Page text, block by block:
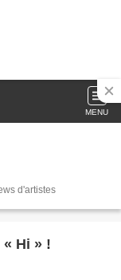
MENU
d'artistes
Hi » !